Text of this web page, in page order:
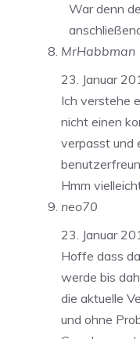
War denn
MrHabbman
23. Januar
Ich verstehe
nicht einen
verpasst und
Hmm
neo70
23. Januar
Hoffe dass
werde bis
die aktuelle
und ohne